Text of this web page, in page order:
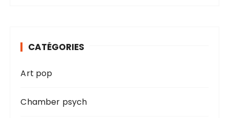
CATÉGORIES
Art pop
Chamber psych